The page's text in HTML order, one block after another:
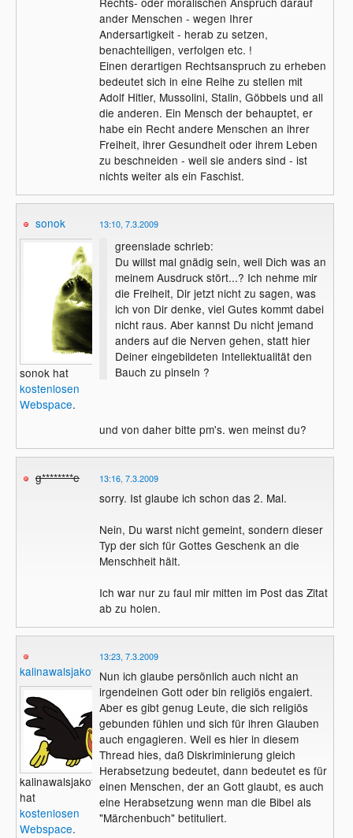
ander Menschen - wegen Ihrer
Andersartigkeit - herab zu setzen,
benachteiligen, verfolgen etc. !
Einen derartigen Rechtsanspruch zu erheben
bedeutet sich in eine Reihe zu stellen mit
Adolf Hitler, Mussolini, Stalin, Göbbels und all
die anderen. Ein Mensch der behauptet, er
habe ein Recht andere Menschen an ihrer
Freiheit, ihrer Gesundheit oder ihrem Leben
zu beschneiden - weil sie anders sind - ist
nichts weiter als ein Faschist.
sonok
sonok hat
kostenlosen
Webspace.
13:10, 7.3.2009
greenslade schrieb:
Du willst mal gnädig sein, weil Dich was an
meinem Ausdruck stört...? Ich nehme mir
die Freiheit, Dir jetzt nicht zu sagen, was
ich von Dir denke, viel Gutes kommt dabei
nicht raus. Aber kannst Du nicht jemand
anders auf die Nerven gehen, statt hier
Deiner eingebildeten Intellektualität den
Bauch zu pinseln ?
und von daher bitte pm's. wen meinst du?
g********e 13:16, 7.3.2009
sorry. Ist glaube ich schon das 2. Mal.
Nein, Du warst nicht gemeint, sondern dieser
Typ der sich für Gottes Geschenk an die
Menschheit hält.
Ich war nur zu faul mir mitten im Post das Zitat
ab zu holen.
kalinawalsjakoff
kalinawalsjakoff
hat
kostenlosen
Webspace.
13:23, 7.3.2009
Nun ich glaube persönlich auch nicht an
irgendeinen Gott oder bin religiös engaiert.
Aber es gibt genug Leute, die sich religiös
gebunden fühlen und sich für ihren Glauben
auch engagieren. Weil es hier in diesem
Thread hies, daß Diskriminierung gleich
Herabsetzung bedeutet, dann bedeutet es für
einen Menschen, der an Gott glaubt, es auch
eine Herabsetzung wenn man die Bibel als
"Märchenbuch" betituliert.